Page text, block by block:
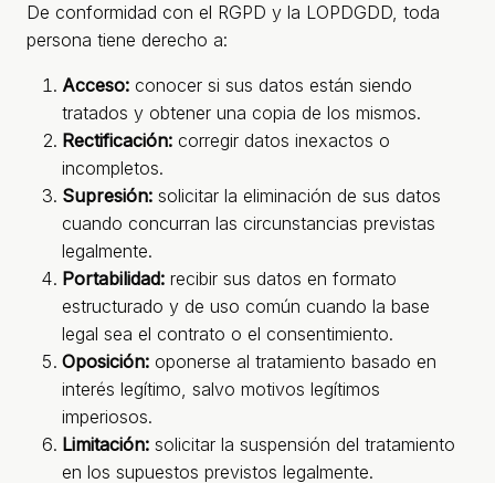
De conformidad con el RGPD y la LOPDGDD, toda
persona tiene derecho a:
Acceso: conocer si sus datos están siendo
tratados y obtener una copia de los mismos.
Rectificación: corregir datos inexactos o
incompletos.
Supresión: solicitar la eliminación de sus datos
cuando concurran las circunstancias previstas
legalmente.
Portabilidad: recibir sus datos en formato
estructurado y de uso común cuando la base
legal sea el contrato o el consentimiento.
Oposición: oponerse al tratamiento basado en
interés legítimo, salvo motivos legítimos
imperiosos.
Limitación: solicitar la suspensión del tratamiento
en los supuestos previstos legalmente.